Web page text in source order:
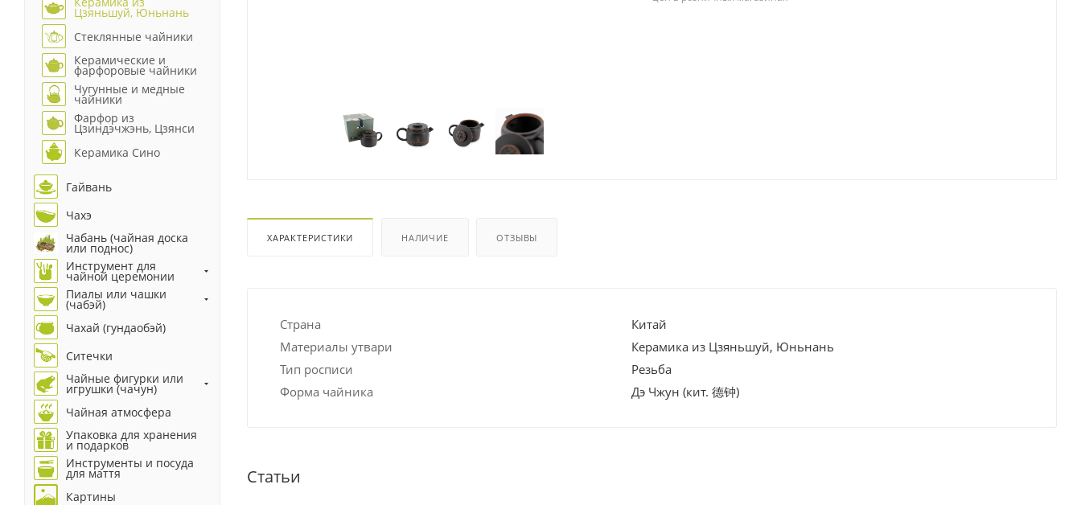
ХАРАКТЕРИСТИКИ НАЛИЧИЕ ОТЗЫВЫ
Страна
Китай
Материалы утвари
Керамика из Цзяньшуй, Юньнань
Тип росписи
Резьба
Форма чайника
Дэ Чжун (кит. 德钟)
Статьи
Цзяньшуй, Юньнань
Стеклянные чайники
Керамические и
фарфоровые чайники
Чугунные и медные
чайники
Фарфор из
Цзиндэчжэнь, Цзянси
Керамика Сино
Гайвань
Чахэ
Чабань (чайная доска
или поднос)
Инструмент для
чайной церемонии
Пиалы или чашки
(чабэй)
Чахай (гундаобэй)
Ситечки
Чайные фигурки или
игрушки (чачун)
Чайная атмосфера
Упаковка для хранения
и подарков
Инструменты и посуда
для маття
Картины